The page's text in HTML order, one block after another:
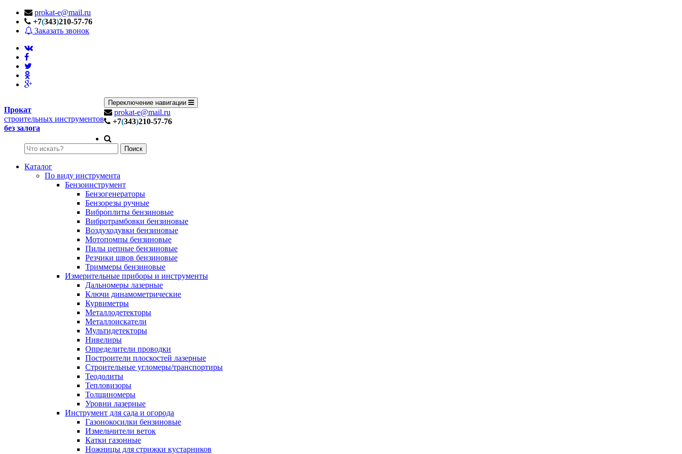
prokat-e@mail.ru
+7(343)210-57-76
Заказать звонок
Прокат
строительных инструментов
без залога
Переключение навигации
prokat-e@mail.ru
+7(343)210-57-76
Поиск
Каталог
По виду инструмента
Бензоинструмент
Бензогенераторы
Бензорезы ручные
Виброплиты бензиновые
Вибротрамбовки бензиновые
Воздуходувки бензиновые
Мотопомпы бензиновые
Пилы цепные бензиновые
Резчики швов бензиновые
Триммеры бензиновые
Измерительные приборы и инструменты
Дальномеры лазерные
Ключи динамометрические
Курвиметры
Металлодетекторы
Металлоискатели
Мультидетекторы
Нивелиры
Определители проводки
Построители плоскостей лазерные
Строительные угломеры/транспортиры
Теодолиты
Тепловизоры
Толщиномеры
Уровни лазерные
Инструмент для сада и огорода
Газонокосилки бензиновые
Измельчители веток
Катки газонные
Ножницы для стрижки кустарников